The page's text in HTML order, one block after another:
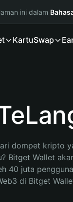
ini dalam
KartuSwap
dompet kripto
Bitget Wallet
40 juta
di Bitget